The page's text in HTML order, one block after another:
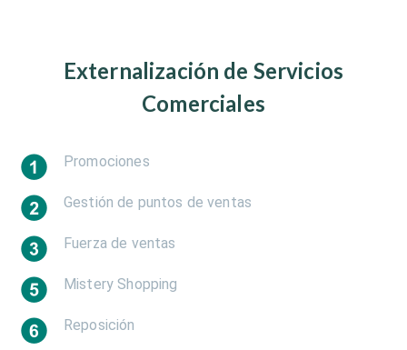
Externalización de Servicios
Comerciales
Promociones
Gestión de puntos de ventas
Fuerza de ventas
Mistery Shopping
Reposición